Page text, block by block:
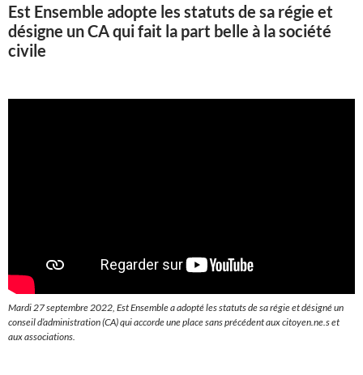
Est Ensemble adopte les statuts de sa régie et
désigne un CA qui fait la part belle à la société
civile
Mardi 27 septembre 2022, Est Ensemble a adopté les statuts de sa régie et désigné un
conseil d’administration (CA) qui accorde une place sans précédent aux citoyen.ne.s et
aux associations.